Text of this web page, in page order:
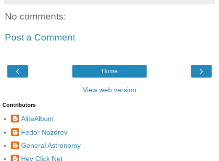
No comments:
Post a Comment
‹ ›
Home
View web version
Contributors
AliteAlbum
Fedor Nozdrev
General Astronomy
Hey Click Net